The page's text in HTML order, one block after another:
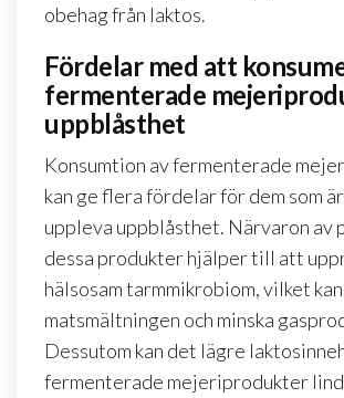
obehag från laktos.
Fördelar med att
fermenterade
uppblåsthet
Konsumtion av fermenterade
kan ge flera fördelar för dem som
uppleva uppblåsthet. Närvaron av
dessa produkter hjälper till att
hälsosam tarmmikrobiom, vilket
matsmältningen och minska
Dessutom kan det lägre
fermenterade mejeriprodukter